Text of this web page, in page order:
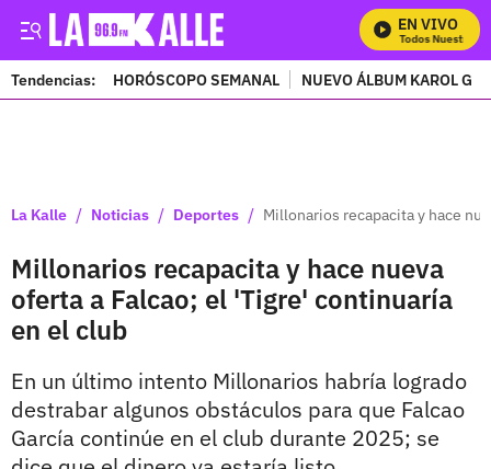
EN VIVO
Mira Todos Nuestros
Tendencias: HORÓSCOPO SEMANAL NUEVO ÁLBUM KAROL G
La Kalle / Noticias / Deportes / Millonarios recapacita y hace
Millonarios recapacita y hace nueva
oferta a Falcao; el 'Tigre' continuaría
en el club
En un último intento Millonarios habría logrado
destrabar algunos obstáculos para que Falcao
García continúe en el club durante 2025; se